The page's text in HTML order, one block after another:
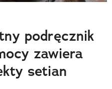
podręcznik
zawiera
setian